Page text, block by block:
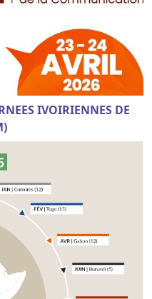
IVOIRIENNES DE